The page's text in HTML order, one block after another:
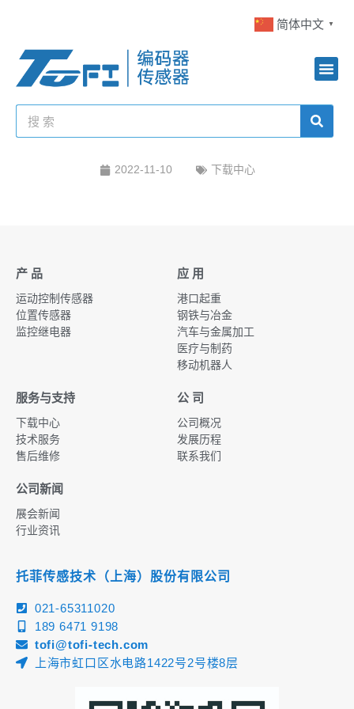
简体中文 ▼
2022-11-10 下载中心
产 品
运动控制传感器
位置传感器
监控继电器
应 用
港口起重
钢铁与冶金
汽车与金属加工
医疗与制药
移动机器人
服务与支持
下载中心
技术服务
售后维修
公 司
公司概况
发展历程
联系我们
公司新闻
展会新闻
行业资讯
托菲传感技术（上海）股份有限公司
021-65311020
189 6471 9198
tofi@tofi-tech.com
上海市虹口区水电路1422号2号楼8层